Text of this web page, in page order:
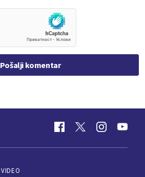
Pošalji komentar
VIDEO